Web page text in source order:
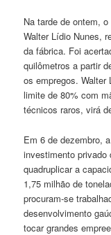
Na tarde de ontem,
Walter Lídio Nunes,
da fábrica. Foi
quilômetros a partir
os empregos. Walter
limite de 80% com
técnicos raros, virá
Em 6 de dezembro,
investimento privado
quadruplicar a
1,75 milhão de
procuram-se
desenvolvimento
tocar grandes